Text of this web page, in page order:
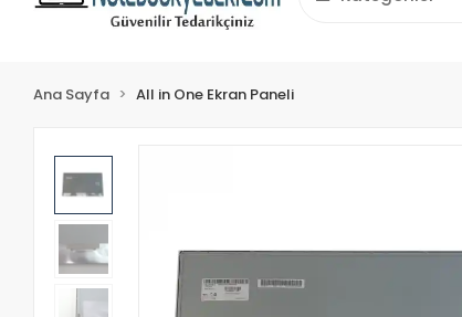
Ana Sayfa All in One Ekran Paneli